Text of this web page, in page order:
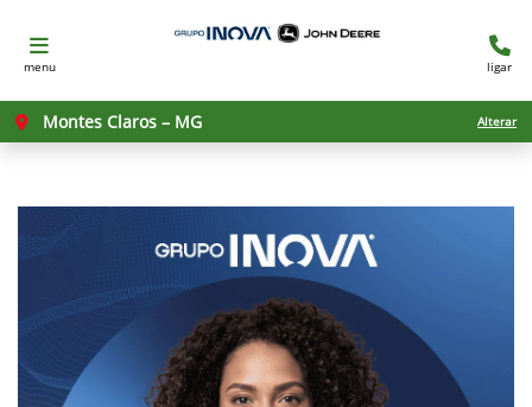
menu ligar
Montes Claros – MG Alterar